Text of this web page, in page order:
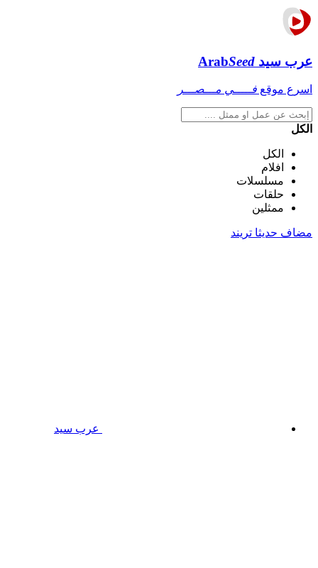
عرب سيد ArabSeed
اسرع موقع فـــــي مـــصـــر
الكل
الكل
افلام
مسلسلات
حلقات
ممثلين
مضاف حديثا تريند
عرب سيد